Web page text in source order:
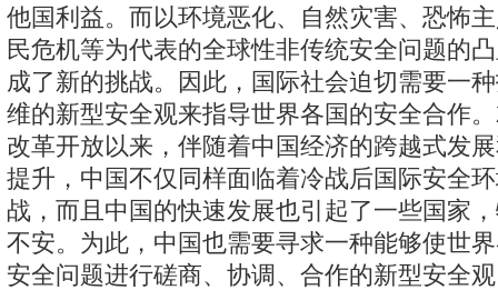
他国利益。而以环境恶化、自然灾害、恐怖
民危机等为代表的全球性非传统安全问题的
成了新的挑战。因此，国际社会迫切需要一种
维的新型安全观来指导世界各国的安全合作
改革开放以来，伴随着中国经济的跨越式发
提升，中国不仅同样面临着冷战后国际安全
战，而且中国的快速发展也引起了一些国家
不安。为此，中国也需要寻求一种能够使世
安全问题进行磋商、协调、合作的新型安全